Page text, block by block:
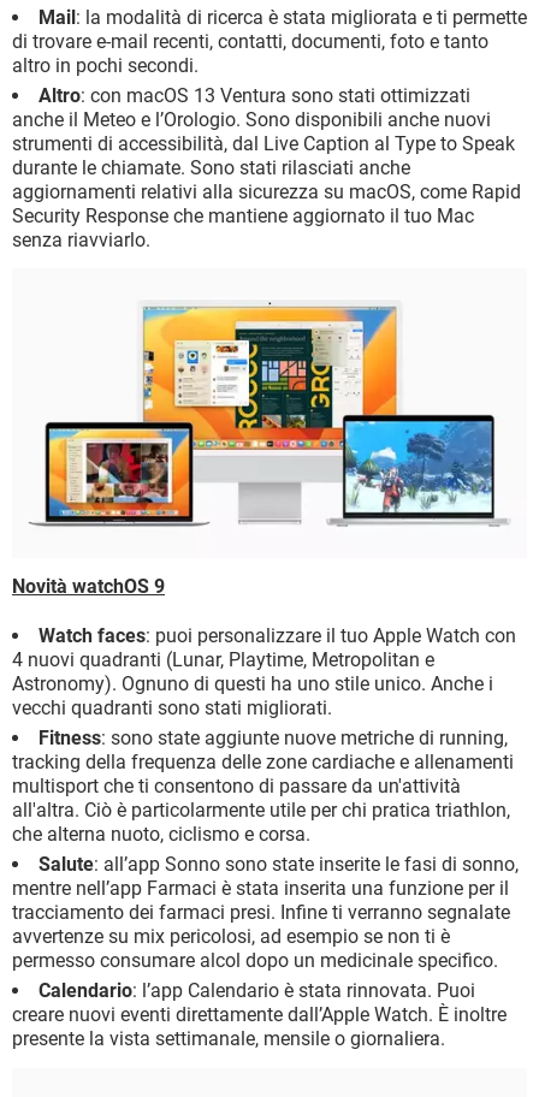
Mail: la modalità di ricerca è stata migliorata e ti permette
di trovare e-mail recenti, contatti, documenti, foto e tanto
altro in pochi secondi.
Altro: con macOS 13 Ventura sono stati ottimizzati
anche il Meteo e l’Orologio. Sono disponibili anche nuovi
strumenti di accessibilità, dal Live Caption al Type to Speak
durante le chiamate. Sono stati rilasciati anche
aggiornamenti relativi alla sicurezza su macOS, come Rapid
Security Response che mantiene aggiornato il tuo Mac
senza riavviarlo.
Novità watchOS 9
Watch faces: puoi personalizzare il tuo Apple Watch con
4 nuovi quadranti (Lunar, Playtime, Metropolitan e
Astronomy). Ognuno di questi ha uno stile unico. Anche i
vecchi quadranti sono stati migliorati.
Fitness: sono state aggiunte nuove metriche di running,
tracking della frequenza delle zone cardiache e allenamenti
multisport che ti consentono di passare da un'attività
all'altra. Ciò è particolarmente utile per chi pratica triathlon,
che alterna nuoto, ciclismo e corsa.
Salute: all’app Sonno sono state inserite le fasi di sonno,
mentre nell’app Farmaci è stata inserita una funzione per il
tracciamento dei farmaci presi. Infine ti verranno segnalate
avvertenze su mix pericolosi, ad esempio se non ti è
permesso consumare alcol dopo un medicinale specifico.
Calendario: l’app Calendario è stata rinnovata. Puoi
creare nuovi eventi direttamente dall’Apple Watch. È inoltre
presente la vista settimanale, mensile o giornaliera.